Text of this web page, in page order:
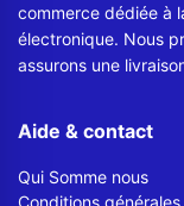
commerce dédiée à
électronique. Nous
assurons une
Aide & contact
Qui Somme nous
Conditions